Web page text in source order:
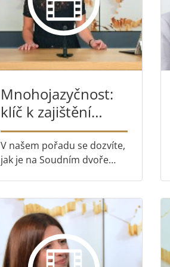
Mnohojazyčnost:
klíč k zajištění
rovného přístupu
ke spravedlnosti
V našem pořadu se dozvíte,
jak je na Soudním dvoře
být slyšen a právo
porozumět rozhodnutí – s
postřehy od
Macieje Markiewicze,
ředitele na Generá...